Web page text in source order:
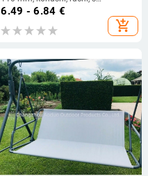
punjenjem
6.49 - 6.84 €
add_shopping_cart